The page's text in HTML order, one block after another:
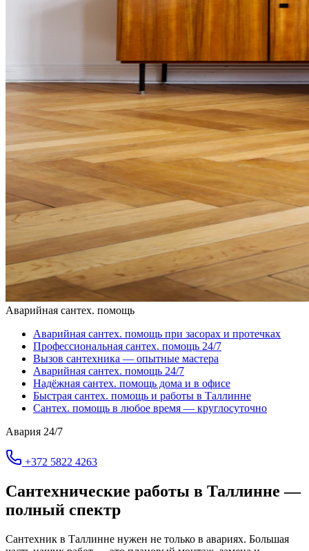
Аварийная сантех. помощь
Аварийная сантех. помощь при засорах и протечках
Профессиональная сантех. помощь 24/7
Вызов сантехника — опытные мастера
Аварийная сантех. помощь 24/7
Надёжная сантех. помощь дома и в офисе
Быстрая сантех. помощь и работы в Таллинне
Сантех. помощь в любое время — круглосуточно
Авария 24/7
+372 5822 4263
Сантехнические работы в Таллинне —
полный спектр
Сантехник в Таллинне нужен не только в авариях. Большая